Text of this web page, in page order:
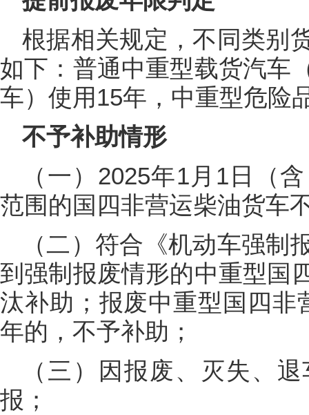
根据相关规定，不同类别
如下：普通中重型载货汽车
车）使用15年，中重型危险
不予补助情形
（一）2025年1月1日（
范围的国四非营运柴油货车
（二）符合《机动车强制
到强制报废情形的中重型国
汰补助；报废中重型国四非
年的，不予补助；
（三）因报废、灭失、
报；